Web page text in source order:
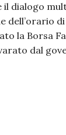
dialogo
la Borsa
dal